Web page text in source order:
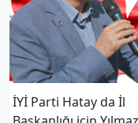
İYİ Parti Hatay da İl